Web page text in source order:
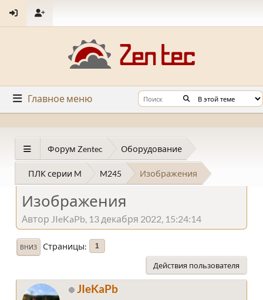
Главное меню
Форум Zentec Оборудование
ПЛК серии M M245 Изображения
Изображения
Автор JIeKaPb, 13 декабря 2022, 15:24:14
ВНИЗ Страницы 1
Действия пользователя
JIeKaPb